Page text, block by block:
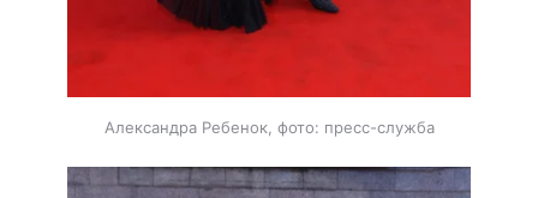
Александра Ребенок, фото: пресс-служба